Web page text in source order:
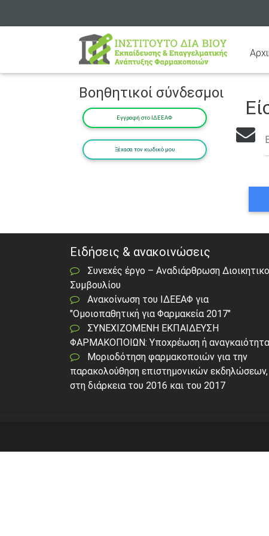
Βοηθητικοί σύνδεσμοι
Εγγραφή στο ΙΔΕΕΑΦ
Ξέχασα τον κωδικό μου
Ειδήσεις & ανακοινώσεις
Συνεχές έργο – Αναδιάρθρωση
Συμβουλίου
Ανακοίνωση του ΙΔΕΕΑΦ για
"Ομοιοπαθητική για Φαρμακεία 2017"
ΣΥΝΕΧΙΖΟΜΕΝΗ ΕΚΠΑΙΔΕΥΣΗ
ΦΑΡΜΑΚΟΠΟΙΩΝ: Υποχρέωση ή
Μοριοδότηση φαρμακοποιών για την
παρακολούθηση επιστημονικών εκδηλώσεων,
στη διάρκεια του 2016 και του 2017